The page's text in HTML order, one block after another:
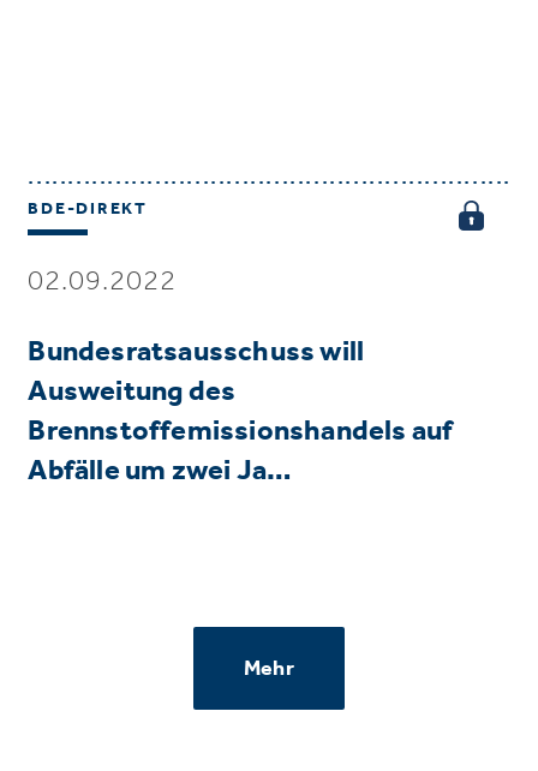
BDE-DIREKT
02.09.2022
Bundesratsausschuss will
Ausweitung des
Brennstoffemissionshandels auf
Abfälle um zwei Ja…
Mehr